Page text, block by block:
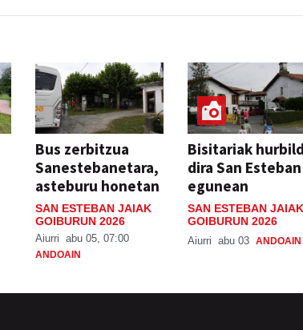
Bus zerbitzua
Sanestebanetara,
asteburu honetan
SAN ESTEBAN JAIAK
GOIBURUN 2026
Aiurri abu 05, 07:00
ANDOAIN
Bisitariak
dira San Esteban
egunean
SAN ESTEBAN JAIAK
GOIBURUN 2026
Aiurri abu 03 ANDOAIN